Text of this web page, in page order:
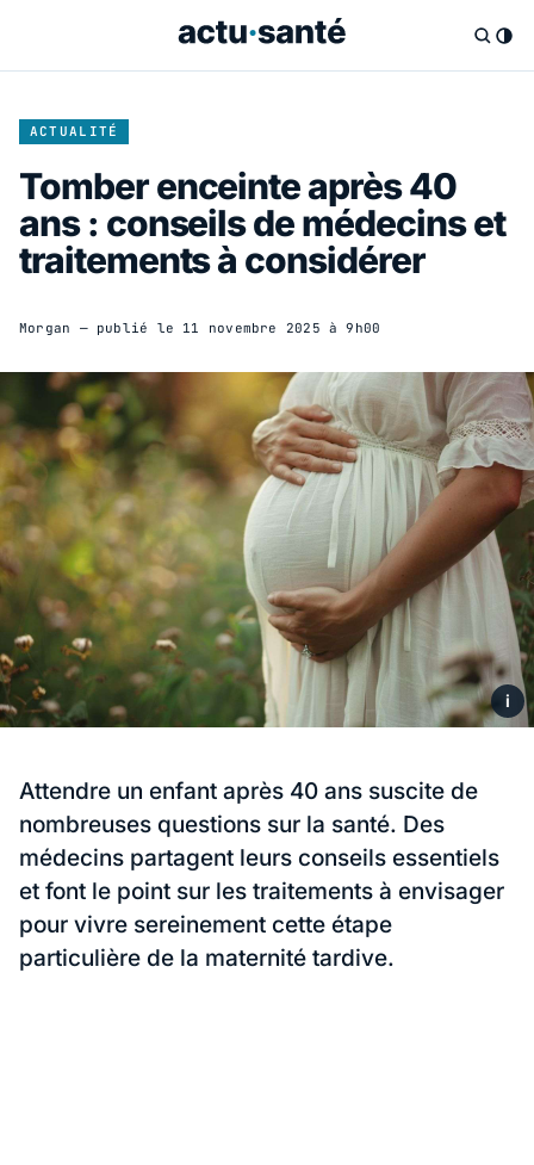
ACTUALITÉ
Tomber enceinte après 40
ans : conseils de médecins et
traitements à considérer
Morgan — publié le 11 novembre 2025 à 9h00
i
Attendre un enfant après 40 ans suscite de
nombreuses questions sur la santé. Des
médecins partagent leurs conseils essentiels
et font le point sur les traitements à envisager
pour vivre sereinement cette étape
particulière de la maternité tardive.